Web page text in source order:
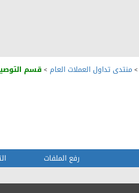
> منتدى تداول العملات العام > قسم
رفع الملفات